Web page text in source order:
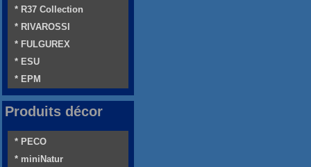
* R37 Collection
* RIVAROSSI
* FULGUREX
* ESU
* EPM
Produits décor
* PECO
* miniNatur